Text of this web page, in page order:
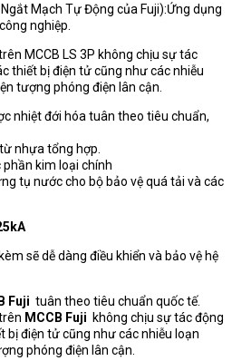
Ngắt Mạch Tự Động của Fuji):Ứng dụng
nghiệp.
MCCB LS 3P không chịu sự tác
thiết bị điện tử cũng như các nhiễu
tượng phóng điện lân cận.
nhiệt đới hóa tuân theo tiêu chuẩn,
nhựa tổng hợp.
kim loại chính
tụ nước cho bộ bảo vệ quá tải và các
sẽ dễ dàng điều khiển và bảo vệ hệ
Fuji tuân theo tiêu chuẩn quốc tế.
MCCB Fuji không chịu sự tác động
bị điện tử cũng như các nhiễu loạn
phóng điện lân cận.